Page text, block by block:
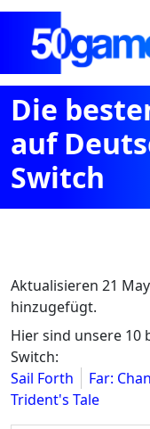
Die
auf
Switch
Aktualisieren 21
hinzugefügt.
Hier sind unsere 10
Switch:
Sail Forth
Far:
Trident's Tale